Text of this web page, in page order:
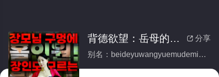
 分享
背德欲望：岳母的密室游戏
别名：beideyuwangyuemudemishiyouxi